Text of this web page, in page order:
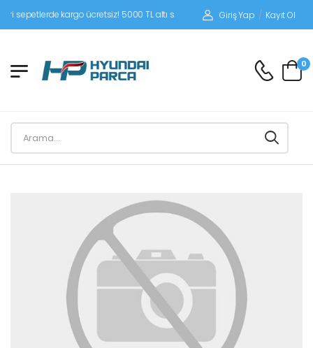
kargo ücretsiz! 5000 TL altı siparişlerinizde siparişleriniz alıcı
Giriş Yap / Kayıt Ol
0